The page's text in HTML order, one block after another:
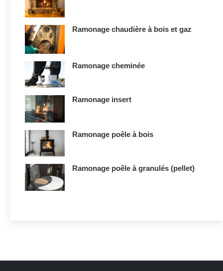
Ramonage chaudière à bois et gaz
Ramonage cheminée
Ramonage insert
Ramonage poêle à bois
Ramonage poêle à granulés (pellet)